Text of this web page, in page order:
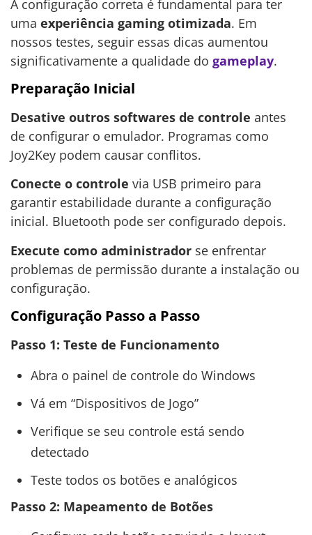
A configuração correta é fundamental para ter
uma experiência gaming otimizada. Em
nossos testes, seguir essas dicas aumentou
significativamente a qualidade do gameplay.
Preparação Inicial
Desative outros softwares de controle antes
de configurar o emulador. Programas como
Joy2Key podem causar conflitos.
Conecte o controle via USB primeiro para
garantir estabilidade durante a configuração
inicial. Bluetooth pode ser configurado depois.
Execute como administrador se enfrentar
problemas de permissão durante a instalação ou
configuração.
Configuração Passo a Passo
Passo 1: Teste de Funcionamento
Abra o painel de controle do Windows
Vá em “Dispositivos de Jogo”
Verifique se seu controle está sendo
detectado
Teste todos os botões e analógicos
Passo 2: Mapeamento de Botões